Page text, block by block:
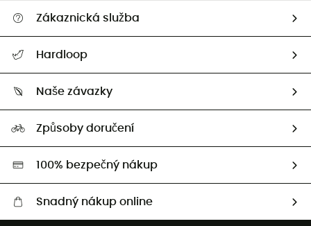
Zákaznická služba
Vrácení zboží a peněz
Hardloop
Naši Ambasadoři
Naše závazky
Second hand
HardGreen
Způsoby doručení
100% bezpečný nákup
Snadný nákup online